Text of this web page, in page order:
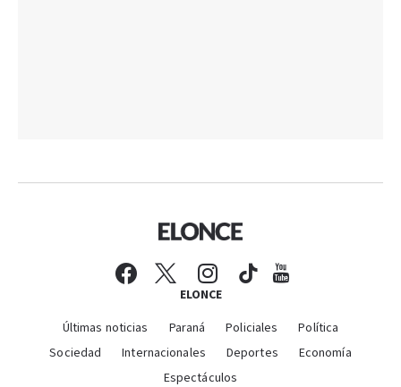
ELONCE
Últimas noticias Paraná Policiales
Política
Sociedad
Internacionales Deportes
Economía
Espectáculos